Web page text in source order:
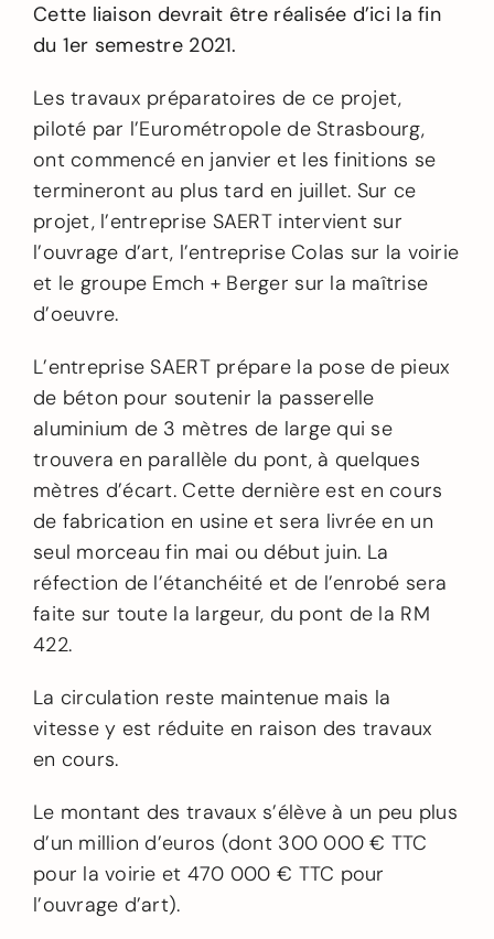
Cette liaison devrait être réalisée d’ici la fin
du 1er semestre 2021.
Les travaux préparatoires de ce projet,
piloté par l’Eurométropole de Strasbourg,
ont commencé en janvier et les finitions se
termineront au plus tard en juillet. Sur ce
projet, l’entreprise SAERT intervient sur
l’ouvrage d’art, l’entreprise Colas sur la voirie
et le groupe Emch + Berger sur la maîtrise
d’oeuvre.
L’entreprise SAERT prépare la pose de pieux
de béton pour soutenir la passerelle
aluminium de 3 mètres de large qui se
trouvera en parallèle du pont, à quelques
mètres d’écart. Cette dernière est en cours
de fabrication en usine et sera livrée en un
seul morceau fin mai ou début juin. La
réfection de l’étanchéité et de l’enrobé sera
faite sur toute la largeur, du pont de la RM
422.
La circulation reste maintenue mais la
vitesse y est réduite en raison des travaux
en cours.
Le montant des travaux s’élève à un peu plus
d’un million d’euros (dont 300 000 € TTC
pour la voirie et 470 000 € TTC pour
l’ouvrage d’art).